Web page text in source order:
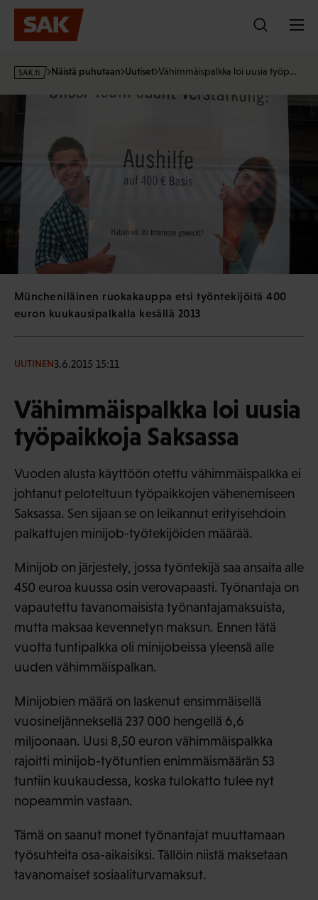
Hyppää
sisältöön
s
Näistä puhutaan Uutiset Vähimmäispalkka loi uusia työp…
Müncheniläinen ruokakauppa etsi työntekijöitä 400
euron kuukausipalkalla kesällä 2013
UUTINEN3.6.2015 15:11
Vähimmäispalkka loi uusia
työpaikkoja Saksassa
Vuoden alusta käyttöön otettu vähimmäispalkka ei
johtanut peloteltuun työpaikkojen vähenemiseen
Saksassa. Sen sijaan se on leikannut erityisehdoin
palkattujen minijob-työtekijöiden määrää.
Minijob on järjestely, jossa työntekijä saa ansaita alle
450 euroa kuussa osin verovapaasti. Työnantaja on
vapautettu tavanomaisista työnantajamaksuista,
mutta maksaa kevennetyn maksun. Ennen tätä
vuotta tuntipalkka oli minijobeissa yleensä alle
uuden vähimmäispalkan.
Minijobien määrä on laskenut ensimmäisellä
vuosineljänneksellä 237 000 hengellä 6,6
miljoonaan. Uusi 8,50 euron vähimmäispalkka
rajoitti minijob-työtuntien enimmäismäärän 53
tuntiin kuukaudessa, koska tulokatto tulee nyt
nopeammin vastaan.
Tämä on saanut monet työnantajat muuttamaan
työsuhteita osa-aikaisiksi. Tällöin niistä maksetaan
tavanomaiset sosiaaliturvamaksut.